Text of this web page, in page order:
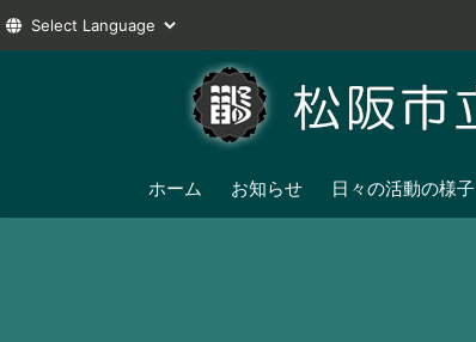
へ
ホーム お知らせ 日々の活動の様子
2025年度